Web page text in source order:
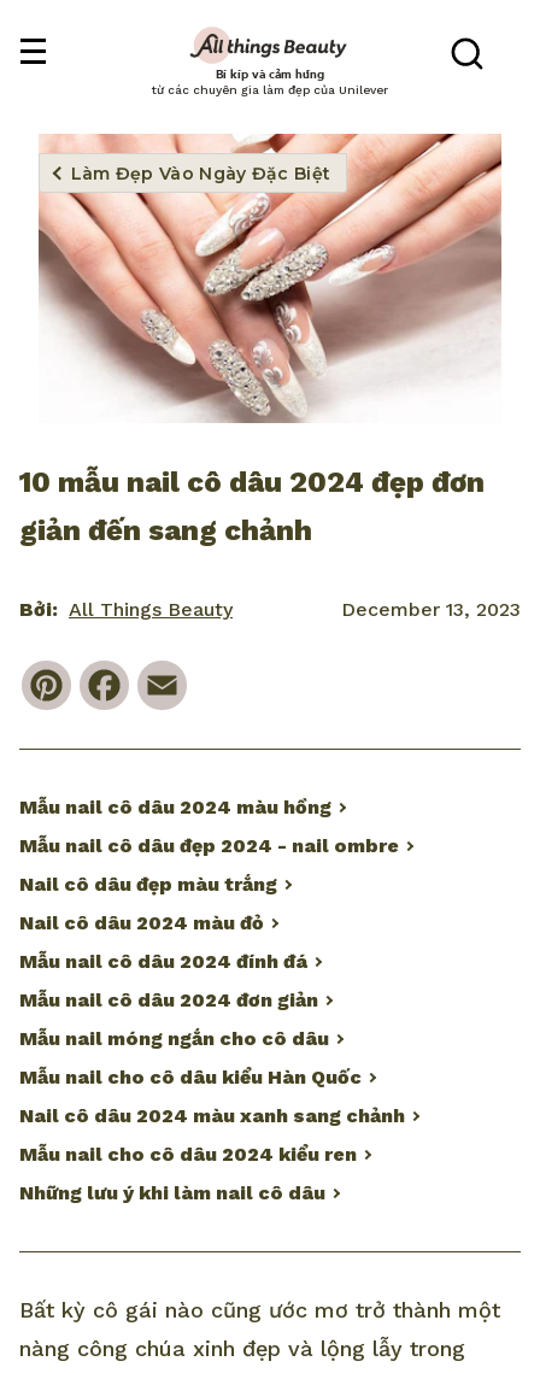
Bí kíp và cảm hứng
từ các chuyên gia làm đẹp của Unilever
Làm Đẹp Vào Ngày Đặc Biệt
10 mẫu nail cô dâu 2024 đẹp đơn
giản đến sang chảnh
Bởi: All Things Beauty December 13, 2023
PinterestFacebook
Mẫu nail cô dâu 2024 màu hồng
Mẫu nail cô dâu đẹp 2024 - nail ombre
Nail cô dâu đẹp màu trắng
Nail cô dâu 2024 màu đỏ
Mẫu nail cô dâu 2024 đính đá
Mẫu nail cô dâu 2024 đơn giản
Mẫu nail móng ngắn cho cô dâu
Mẫu nail cho cô dâu kiểu Hàn Quốc
Nail cô dâu 2024 màu xanh sang chảnh
Mẫu nail cho cô dâu 2024 kiểu ren
Những lưu ý khi làm nail cô dâu
Bất kỳ cô gái nào cũng ước mơ trở thành một
nàng công chúa xinh đẹp và lộng lẫy trong